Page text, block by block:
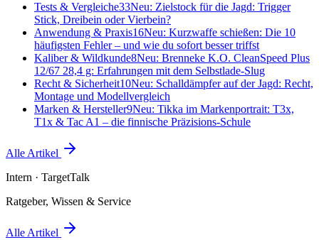
Tests & Vergleiche33Neu: Zielstock für die Jagd: Trigger
Stick, Dreibein oder Vierbein?
Anwendung & Praxis16Neu: Kurzwaffe schießen: Die 10
häufigsten Fehler – und wie du sofort besser triffst
Kaliber & Wildkunde8Neu: Brenneke K.O. CleanSpeed Plus
12/67 28,4 g: Erfahrungen mit dem Selbstlade-Slug
Recht & Sicherheit10Neu: Schalldämpfer auf der Jagd: Recht,
Montage und Modellvergleich
Marken & Hersteller9Neu: Tikka im Markenportrait: T3x,
T1x & Tac A1 – die finnische Präzisions-Schule
Alle Artikel
Intern · TargetTalk
Ratgeber, Wissen & Service
Alle Artikel